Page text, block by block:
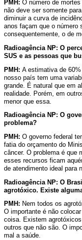
PMH: O número de
não deve ser somente
diminuir a curva de
anos façam que o número
consequentemente, o de
Radioagência NP: O
SUS e as pessoas que
PMH: A estimativa de
nosso país tem uma
grande. É natural que em
realidade. Porém, em
menor que essa.
Radioagência NP: O
problema?
PMH: O governo federal
fatia do orçamento do
câncer. O problema é que
esses recursos ficam
de atendimento ideal para
Radioagência NP: O
agrotóxico. Existe
PMH: Nem todos os
O importante é não
coisa. Existem
outros que não são. O
mal a saúde.